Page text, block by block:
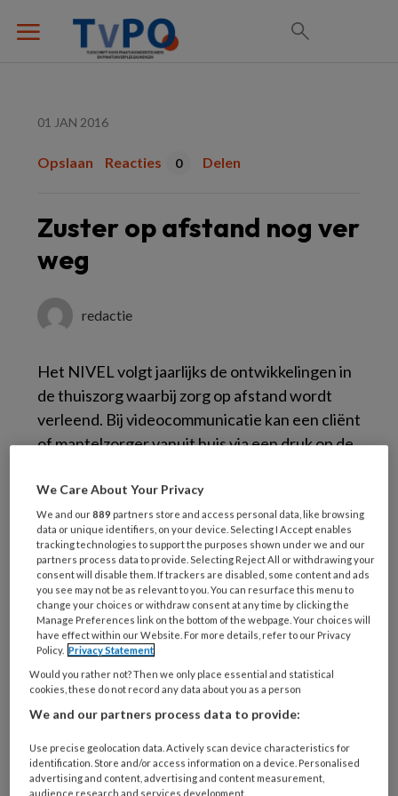
01 JAN 2016
Opslaan Reacties 0 Delen
Zuster op afstand nog ver
weg
redactie
Het NIVEL volgt jaarlijks de ontwikkelingen in
de thuiszorg waarbij zorg op afstand wordt
verleend. Bij videocommunicatie kan een cliënt
of mantelzorger vanuit huis via een druk op de
verschijnt dan direct op het beeldscherm en
kan vragen beantwoorden. Een andere vorm is
telebegeleiding. Deze wordt gebruikt voor
patiënten met een chronische aandoening,
zoals diabetes mellitus, COPD of hartfalen, en
heeft als doel om patiënten zelfstandiger met
hun ziekte om te laten gaan. De patiënt vult via
een soort mobiele telefoon geregeld een
aantal vragen of meetwaarden in, zoals
gewicht of glucose. De
gegevens en neemt contact op wanneer uit de
antwoorden blijkt dat het niet zo goed gaat.
We Care About Your Privacy
We and our889 partners store and access personal data, like browsing
data or unique identifiers, on your device. Selecting I Accept enables
tracking technologies to support the purposes shown under we and our
partners process data to provide. Selecting Reject All or withdrawing your
consent will disable them. If trackers are disabled, some content and ads
you see may not be as relevant to you. You can resurface this menu to
change your choices or withdraw consent at any time by clicking the
Manage Preferences link on the bottom of the webpage. Your choices will
have effect within our Website. For more details, refer to our Privacy
Policy. Privacy Statement
Would you rather not? Then we only place essential and statistical
cookies, these do not record any data about you as a person
We and our partners process data to provide:
Use precise geolocation data. Actively scan device characteristics for
identification. Store and/or access information on a device. Personalised
advertising and content, advertising and content measurement,
audience research and services development.